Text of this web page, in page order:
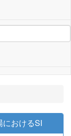
おけるSI